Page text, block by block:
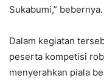
Sukabumi,” bebernya.
Dalam kegiatan
peserta kompetisi
menyerahkan piala